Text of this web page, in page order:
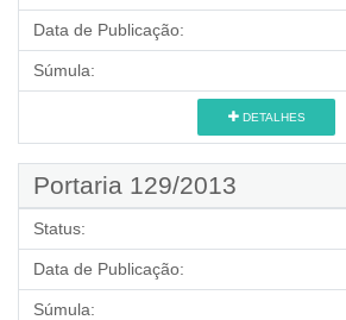
Data de Publicação:
Súmula:
DETALHES
Portaria 129/2013
Status:
Data de Publicação:
Súmula: